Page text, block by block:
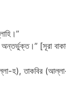
অন্তর্ভুক্ত।” [সূরা
হ), তাকবির